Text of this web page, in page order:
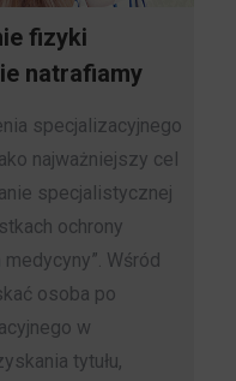
fizyki
natrafiamy
specjalizacyjnego
najważniejszy cel
specjalistycznej
ochrony
Wśród
osoba po
w
tytułu,